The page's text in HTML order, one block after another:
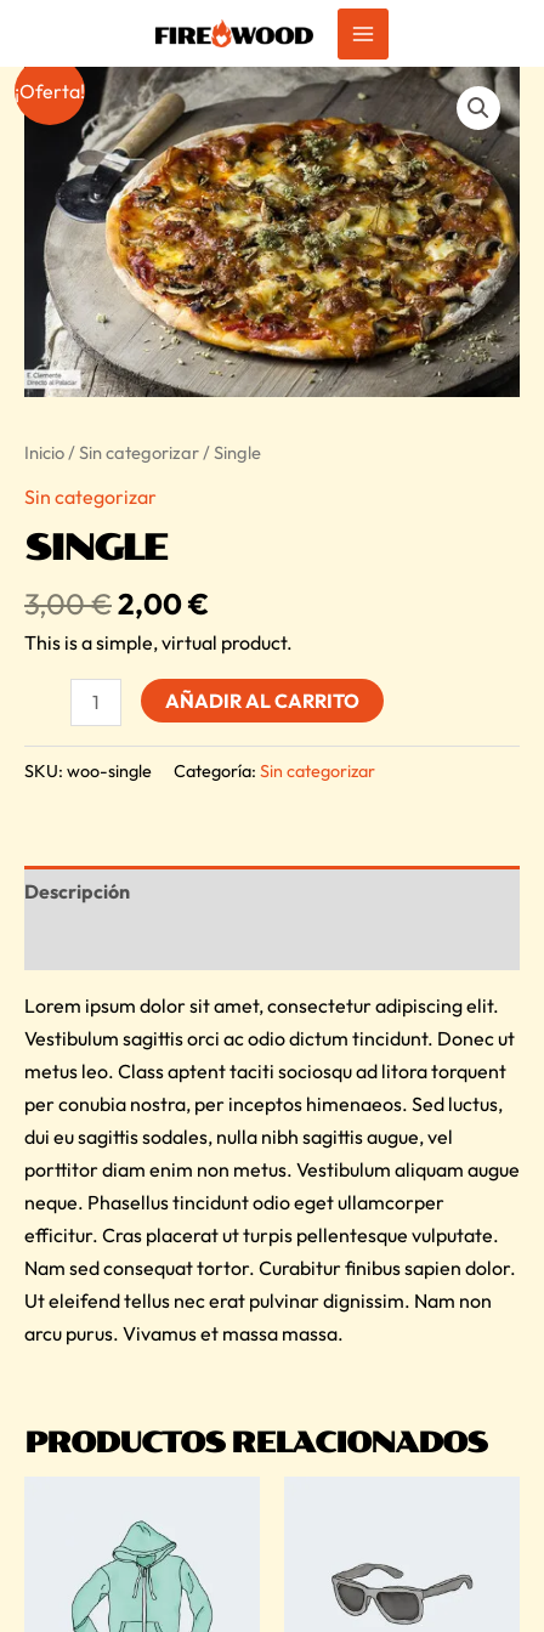
contenido
MAIN
MENU
¡Oferta!
Inicio/Sin categorizar/ Single
Sin categorizar
SINGLE
3,00€El
precio
era:
3,00 €.
2,00€El
precio
es:
2,00 €.
This is a simple, virtual product.
cantidad
AÑADIR AL CARRITO
SKU: woo-single Categoría: Sin categorizar
Descripción
Lorem ipsum dolor sit amet, consectetur adipiscing elit.
Vestibulum sagittis orci ac odio dictum tincidunt. Donec ut
metus leo. Class aptent taciti sociosqu ad litora torquent
per conubia nostra, per inceptos himenaeos. Sed luctus,
dui eu sagittis sodales, nulla nibh sagittis augue, vel
porttitor diam enim non metus. Vestibulum aliquam augue
neque. Phasellus tincidunt odio eget ullamcorper
efficitur. Cras placerat ut turpis pellentesque vulputate.
Nam sed consequat tortor. Curabitur finibus sapien dolor.
Ut eleifend tellus nec erat pulvinar dignissim. Nam non
arcu purus. Vivamus et massa massa.
PRODUCTOS RELACIONADOS